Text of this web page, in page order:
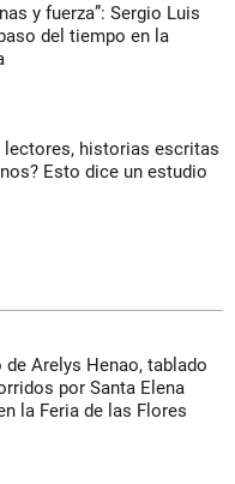
y fuerza”: Sergio Luis
del tiempo en la
lectores, historias escritas
Esto dice un estudio
Arelys Henao, tablado
por Santa Elena
la Feria de las Flores